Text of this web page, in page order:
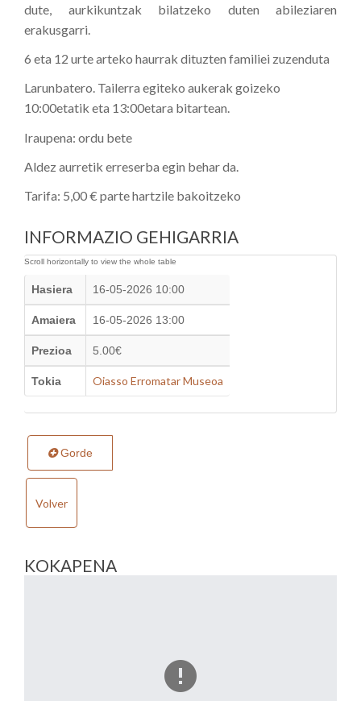
dute, aurkikuntzak bilatzeko duten abileziaren
erakusgarri.
6 eta 12 urte arteko haurrak dituzten familiei zuzenduta
Larunbatero. Tailerra egiteko aukerak goizeko
10:00etatik eta 13:00etara bitartean.
Iraupena: ordu bete
Aldez aurretik erreserba egin behar da.
Tarifa: 5,00 € parte hartzile bakoitzeko
INFORMAZIO GEHIGARRIA
Hasiera 16-05-2026 10:00
Amaiera 16-05-2026 13:00
Prezioa 5.00€
Tokia Oiasso Erromatar Museoa
Gorde
Volver
KOKAPENA